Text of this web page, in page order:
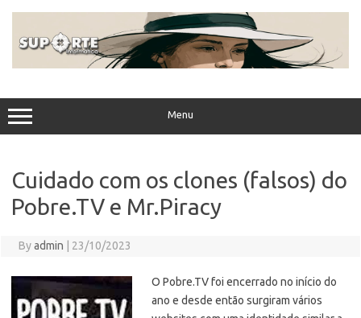
Menu
Cuidado com os clones (falsos) do
Pobre.TV e Mr.Piracy
Byadmin 23/10/2023
O Pobre.TV foi encerrado no início do
ano e desde então surgiram vários